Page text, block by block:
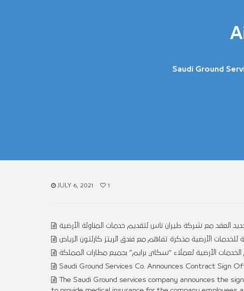
Saudi Ground
JULY 6, 2021 1
الأرضية مذكرة تفاهم مع فندق الريتز كارلتون الرياض
الأرضية لعملاء “سكاي برايم” بجميع مطارات المملكة
Saudi Ground Services Co. Announces Contract Sign
The Saudi Ground services company announces the